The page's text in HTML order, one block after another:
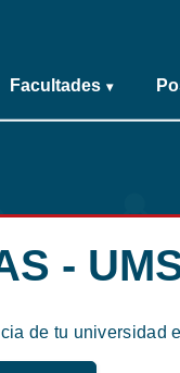
Facultades ▾
-
de tu universidad